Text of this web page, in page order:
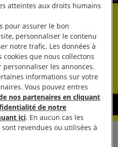
l’Assemblée nationale de la
atteintes aux droits humains
pour assurer le bon
personnaliser le contenu
notre trafic. Les données à
que nous collectons
les annonces.
informations sur votre
Vous pouvez entres
nos partenaires en cliquant
de notre
ici. En aucun cas les
revendues ou utilisées à